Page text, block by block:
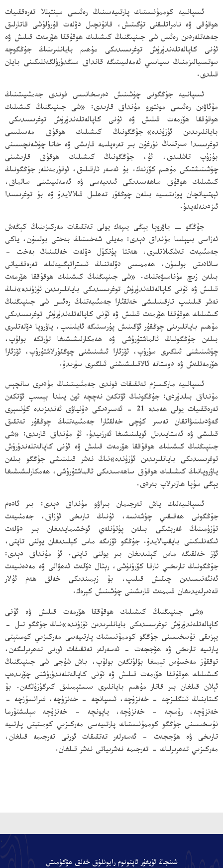
ئىسپانىيە كوممۇنىستىك پارتىيەسىنىڭ رەئىسى سېنتېللا تەرەققىيات
ھوقۇقى ۋە نامراتلىقنى تۈگىتىش، قانۇنچىل دۆلەت قۇرۇلۇشى قاتارلىق
جەھەتلەردىن رەئىس شى جىنپىڭنىڭ كىشىلىك ھوقۇققا ھۆرمەت قىلىش ۋە
ئۇنى كاپالەتلەندۈرۈش توغرىسىدىكى مۇھىم بايانلىرىنىڭ جۇڭگوچە
سوتسىيالىزمنىڭ سىياسىي ئەمەلىيىتىگە قانداق سىڭدۈرۈلگەنلىكىنى بايان
قىلدى.
ئىسپانىيە جۇڭگونى چۈشىنىش دەرسخانىسى فوندى جەمئىيىتىنىڭ
مۇئاۋىن رەئىسى مونتورو مۇنداق قارىدى: «شى جىنپىڭنىڭ كىشىلىك
ھوقۇققا ھۆرمەت قىلىش ۋە ئۇنى كاپالەتلەندۈرۈش توغرىسىدىكى
بايانلىرىدىن ئۈزۈندە» جۇڭگونىڭ كىشىلىك ھوقۇق مەسىلىسى
توغرىسىدا سىرتنىڭ نۇرغۇن بىر تەرەپلىمە قارىشى ۋە خاتا چۈشەنچىسىنى
بۇزۇپ تاشلىدى، ئۇ، جۇڭگونىڭ كىشىلىك ھوقۇق قارىشىنى
چۈشىنىشتىكى مۇھىم كۆزنەك. بۇ ئەسەر ئارقىلىق، ئوقۇرمەنلەر جۇڭگونىڭ
كىشىلىك ھوقۇق ساھەسىدىكى ئىدىيەسى ۋە ئەمەلىيىتىنى سالماق،
ئېھتىياتچان پوزىتسىيە بىلەن چوڭقۇر تەھلىل قىلالايدۇ ۋە بۇ توغرىسىدا
ئىزدىنەلەيدۇ.
جۇڭگو − ياۋروپا يېڭى يىپەك يولى تەتقىقات مەركىزىنىڭ كېڭەش
ئەزاسى بىيېلسا مۇنداق دېدى: مەيلى شەخسنىڭ بەختى بولسۇن، ياكى
جەمئىيەت تەشكىلاتلىرى، ھەتتا پۈتكۈل دۆلەت خەلقىنىڭ بەخت -
سائادىتى بولسۇن، ھەممىسى دۆلەتنىڭ ئىستراتېگىيەلىك تەرەققىياتى
بىلەن زىچ مۇناسىۋەتلىك. «شى جىنپىڭنىڭ كىشىلىك ھوقۇققا ھۆرمەت
قىلىش ۋە ئۇنى كاپالەتلەندۈرۈش توغرىسىدىكى بايانلىرىدىن ئۈزۈندە»نىڭ
نەشر قىلىنىپ تارقىتىلىشى خەلقئارا جەمئىيەتنىڭ رەئىس شى جىنپىڭنىڭ
كىشىلىك ھوقۇققا ھۆرمەت قىلىش ۋە ئۇنى كاپالەتلەندۈرۈش توغرىسىدىكى
مۇھىم بايانلىرىنى چوڭقۇر ئۆگىنىش پۇرسىتىگە ئايلىنىپ، ياۋروپا دۆلەتلىرى
بىلەن جۇڭگونىڭ ئالماشتۇرۇشى ۋە ھەمكارلىشىشىغا تۈرتكە بولۇپ،
چۈشىنىشنى ئىلگىرى سۈرۈپ، ئۆزئارا ئىشىنىشنى چوڭقۇرلاشتۇرۇپ، ئۆزئارا
ھۆرمەتلەش ۋە دوستانە ئالاقىلىشىشنى ئىلگىرى سۈرىدۇ.
ئىسپانىيە ماركسىزم تەتقىقات فوندى جەمئىيىتىنىڭ مۇدىرى سانچېس
مۇنداق بىلدۈردى: جۇڭگونىڭ ئۆتكەن نەچچە ئون يىلدا بېسىپ ئۆتكەن
تەرەققىيات يولى ھەمدە 21 - ئەسىردىكى دۇنياۋى ئەندىزىدە كۈنسېرى
گەۋدىلىنىۋاتقان تەسىر كۈچى خەلقئارا جەمئىيەتنىڭ چوڭقۇر تەتقىق
قىلىشى ۋە ئەستايىدىل ئويلىنىشىغا ئەرزىيدۇ. ئۇ مۇنداق قارىدى: «شى
جىنپىڭنىڭ كىشىلىك ھوقۇققا ھۆرمەت قىلىش ۋە ئۇنى كاپالەتلەندۈرۈش
توغرىسىدىكى بايانلىرىدىن ئۈزۈندە»نىڭ نەشر قىلىنىشى جۇڭگو بىلەن
ياۋروپانىڭ كىشىلىك ھوقۇق ساھەسىدىكى ئالماشتۇرۇشى، ھەمكارلىشىشىغا
يېڭى سۇپا ھازىرلاپ بەردى.
ئىسپانىيەلىك ياش تەرجىمان بىراۋو مۇنداق دېدى: بىر ئادەم
جۇڭگونى ھەقىقىي چۈشەنسە، ئۇنىڭ تارىخى ئۇزاق، جەمئىيەت
تۈزۈمىنىڭ غەربتىكى بىلەن پۈتۈنلەي ئوخشىمايدىغان بىر دۆلەت
ئىكەنلىكىنى بايقىيالايدۇ. جۇڭگو ئۆزىگە ماس كېلىدىغان يولنى تاپتى،
ئۆز خەلقىگە ماس كېلىدىغان بىر يولنى تاپتى. ئۇ مۇنداق دېدى:
جۇڭگونىڭ تارىخىي ئارقا كۆرۈنۈشى، رېئال دۆلەت ئەھۋالى ۋە مەدەنىيەت
ئەنئەنىسىدىن چىقىش قىلىپ، بۇ زېمىندىكى خەلق ھەم ئۇلار
قەدىرلەيدىغان قىممەت قارىشىنى چۈشىنىش كېرەك.
«شى جىنپىڭنىڭ كىشىلىك ھوقۇققا ھۆرمەت قىلىش ۋە ئۇنى
كاپالەتلەندۈرۈش توغرىسىدىكى بايانلىرىدىن ئۈزۈندە»نىڭ جۇڭگو تىل -
يېزىقى نۇسخىسىنى جۇڭگو كوممۇنىستىك پارتىيەسى مەركىزىي كومىتېتى
پارتىيە تارىخى ۋە ھۆججەت - ئەسەرلەر تەتقىقات ئورنى تەھرىرلىگەن،
توققۇز مەخسۇس تېمىغا بۆلۈنگەن بولۇپ، باش شۇجى شى جىنپىڭنىڭ
كىشىلىك ھوقۇققا ھۆرمەت قىلىش ۋە ئۇنى كاپالەتلەندۈرۈشنى چۆرىدەپ
ئېلان قىلغان بىر قاتار مۇھىم بايانلىرى سىستېمىلىق كىرگۈزۈلگەن. بۇ
كىتابنىڭ ئىنگلىزچە - خەنزۇچە، ئىسپانچە - خەنزۇچە، فىرانسۇزچە -
خەنزۇچە، رۇسچە - خەنزۇچە، ياپونچە - خەنزۇچە سېلىشتۇرما
نۇسخىسىنى جۇڭگو كوممۇنىستىك پارتىيەسى مەركىزىي كومىتېتى پارتىيە
تارىخى ۋە ھۆججەت - ئەسەرلەر تەتقىقات ئورنى تەرجىمە قىلغان،
مەركىزىي تەھرىرلىك - تەرجىمە نەشرىياتى نەشر قىلغان.
、
شىنجاڭ ئۇيغۇر ئاپتونوم رايونلۇق خەلق ھۆكۈمىتى